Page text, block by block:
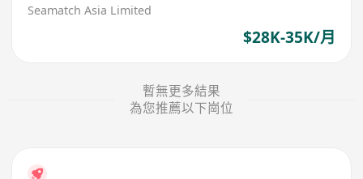
Seamatch Asia Limited
$28K-35K/月
暫無更多結果
為您推薦以下崗位